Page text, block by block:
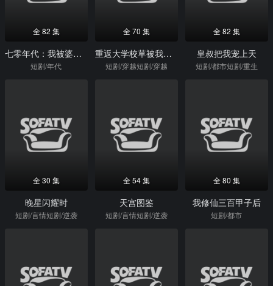
全 82 集
七零年代：我被婆婆宠成宝
短剧/年代
全 70 集
重返大学校草被我攻略了
短剧/穿越短剧/穿越
全 82 集
皇叔把我宠上天
短剧/都市短剧/重生
全 30 集
晚星闪耀时
短剧/言情短剧/逆袭
全 54 集
天宫图鉴
短剧/言情短剧/逆袭
全 80 集
我修仙三百甲子后
短剧/都市